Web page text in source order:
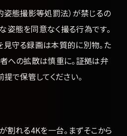
姿態撮影等処罰法）が禁じるの
態を同意なく撮る行為です。
守る録画は本質的に別物。た
への拡散は慎重に。証拠は弁
で保管してください。
割れる4Kを一台。まずそこから